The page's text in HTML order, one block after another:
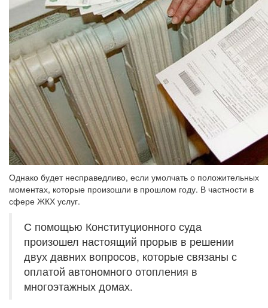
Однако будет несправедливо, если умолчать о положительных
моментах, которые произошли в прошлом году. В частности в
сфере ЖКХ услуг.
С помощью Конституционного суда
произошел настоящий прорыв в решении
двух давних вопросов, которые связаны с
оплатой автономного отопления в
многоэтажных домах.